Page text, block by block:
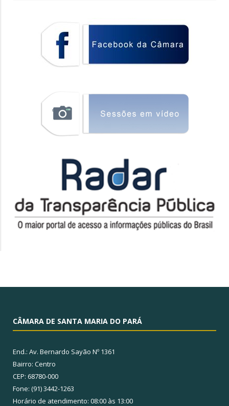
CÂMARA DE SANTA MARIA DO PARÁ
End.: Av. Bernardo Sayão Nº 1361
Bairro: Centro
CEP: 68780-000
Fone: (91) 3442-1263
Horário de atendimento: 08:00 às 13:00